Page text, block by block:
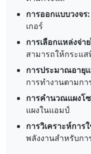
การออกแบบวงจร:
เกอร์
การเลือกแหล่งจ่า
สามารถให้กระแ
การประมาณอายุแ
การทำงานตามก
การคำนวณแผงโ
แผงในแอมป์
การวิเคราะห์การ
พลังงานสำหรับก